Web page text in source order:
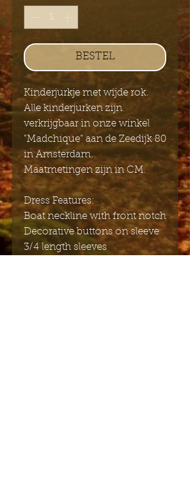
BESTEL
Kinderjurkje met wijde rok.
Alle kinderjurken zijn
verkrijgbaar in onze winkel
"Madchique" aan de Zeedijk 80
in Amsterdam.
Maatmetingen zijn in CM.
Dress Features:
Boat neckline with front notch
Decorative buttons on sleeve
3/4 length sleeves